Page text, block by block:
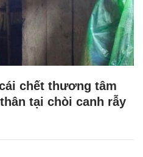
chết thương tâm
tại chòi canh rẫy